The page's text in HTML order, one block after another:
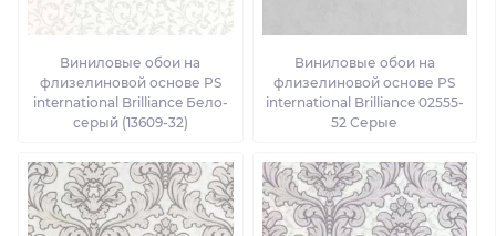
Виниловые обои на
флизелиновой основе PS
international Brilliance Бело-
серый (13609-32)
Виниловые обои на
флизелиновой основе PS
international Brilliance 02555-
52 Серые